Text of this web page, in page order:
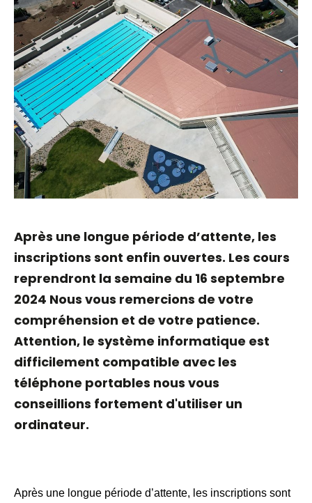
Après une longue période d’attente, les
inscriptions sont enfin ouvertes. Les cours
reprendront la semaine du 16 septembre
2024 Nous vous remercions de votre
compréhension et de votre patience.
Attention, le système informatique est
difficilement compatible avec les
téléphone portables nous vous
conseillions fortement d'utiliser un
ordinateur.
Après une longue période d’attente, les inscriptions sont